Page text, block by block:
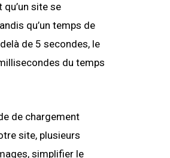
site se
qu’un temps de
de 5 secondes, le
du temps
de chargement
site, plusieurs
simplifier le